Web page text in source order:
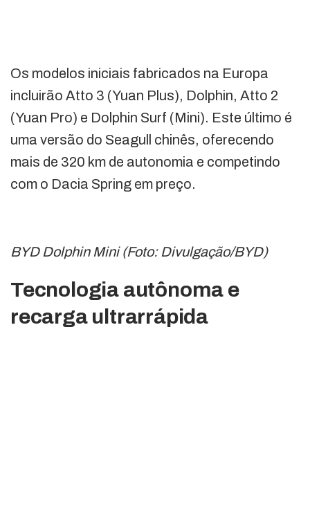
Os modelos iniciais fabricados na Europa
incluirão Atto 3 (Yuan Plus), Dolphin, Atto 2
(Yuan Pro) e Dolphin Surf (Mini). Este último é
uma versão do Seagull chinês, oferecendo
mais de 320 km de autonomia e competindo
com o Dacia Spring em preço.
BYD Dolphin Mini (Foto: Divulgação/BYD)
Tecnologia autônoma e
recarga ultrarrápida